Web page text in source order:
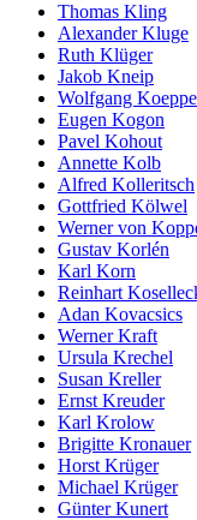
Thomas Kling
Alexander Kluge
Ruth Klüger
Jakob Kneip
Wolfgang
Eugen Kogon
Pavel Kohout
Annette Kolb
Alfred Kolleritsch
Gottfried Kölwel
Werner von
Gustav Korlén
Karl Korn
Reinhart
Adan Kovacsics
Werner Kraft
Ursula Krechel
Susan Kreller
Ernst Kreuder
Karl Krolow
Brigitte Kronauer
Horst Krüger
Michael Krüger
Günter Kunert